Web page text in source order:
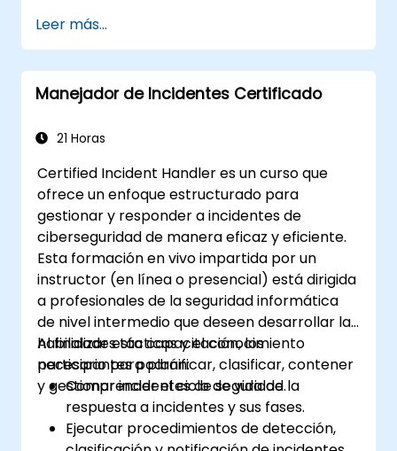
Leer más...
Manejador de Incidentes Certificado
21 Horas
Certified Incident Handler es un curso que
ofrece un enfoque estructurado para
gestionar y responder a incidentes de
ciberseguridad de manera eficaz y eficiente.
Esta formación en vivo impartida por un
instructor (en línea o presencial) está dirigida
a profesionales de la seguridad informática
de nivel intermedio que deseen desarrollar las
habilidades tácticas y el conocimiento
necesario para planificar, clasificar, contener
y gestionar incidentes de seguridad.
Al finalizar esta capacitación, los
participantes podrán:
Comprender el ciclo de vida de la
respuesta a incidentes y sus fases.
Ejecutar procedimientos de detección,